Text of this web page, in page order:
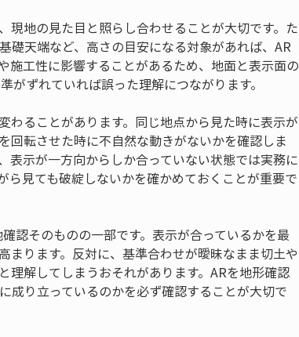
現地の見た目と照らし合わせることが大切です。た
礎天端など、高さの目安になる対象があれば、AR
施工性に影響することがあるため、地面と表示面の
がずれていれば誤った理解につながります。
わることがあります。同じ地点から見た時に表示が
回転させた時に不自然な動きがないかを確認しま
表示が一方向からしか合っていない状態では実務に
見ても破綻しないかを確かめておくことが重要で
認そのものの一部です。表示が合っているかを最
ります。反対に、基準合わせが曖昧なまま切土や
理解してしまうおそれがあります。ARを地形確認
成り立っているのかを必ず確認することが大切で